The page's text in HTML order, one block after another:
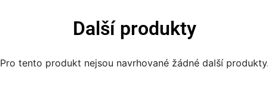
Další produkty
Pro tento produkt nejsou navrhované žádné další